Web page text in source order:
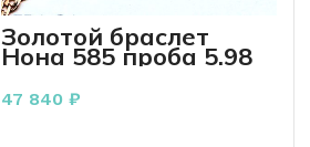
Золотой браслет
Нона 585 проба 5.98
грамм 22 см
47 840 ₽